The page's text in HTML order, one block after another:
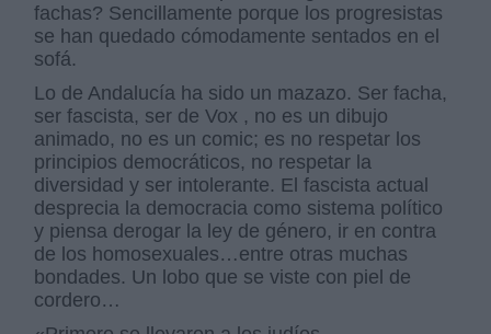
fachas? Sencillamente porque los progresistas
se han quedado cómodamente sentados en el
sofá.
Lo de Andalucía ha sido un mazazo. Ser facha,
ser fascista, ser de Vox , no es un dibujo
animado, no es un comic; es no respetar los
principios democráticos, no respetar la
diversidad y ser intolerante. El fascista actual
desprecia la democracia como sistema político
y piensa derogar la ley de género, ir en contra
de los homosexuales…entre otras muchas
bondades. Un lobo que se viste con piel de
cordero…